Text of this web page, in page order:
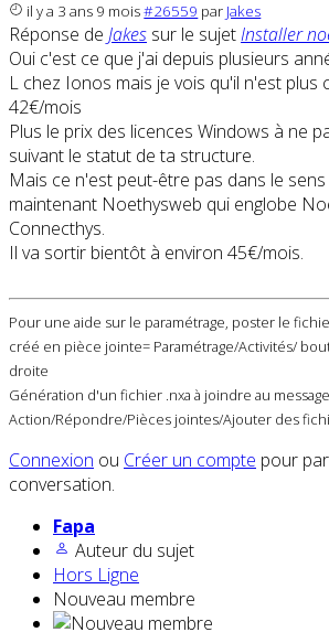
il y a 3 ans 9 mois#26559 par Jakes
Réponse de Jakes sur le sujetInstaller
Oui c'est ce que j'ai depuis plusieurs
L chez Ionos mais je vois qu'il n'est plus
42€/mois
Plus le prix des licences Windows à ne
suivant le statut de ta structure.
Mais ce n'est peut-être pas dans le sens
maintenant Noethysweb qui englobe
Connecthys.
Il va sortir bientôt à environ 45€/mois.
Pour une aide sur le paramétrage, poster le
créé en pièce jointe= Paramétrage/Activités/
droite
Génération d'un fichier .nxa à joindre au
Action/Répondre/Pièces jointes/Ajouter des
Connexion ou Créer un compte pour
conversation.
Fapa
Auteur du sujet
Hors Ligne
Nouveau membre